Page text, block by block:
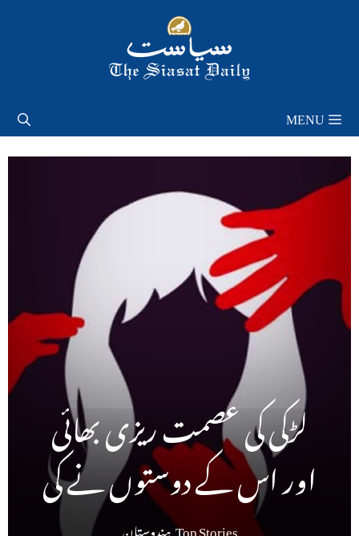
MENU
لڑکی کی عصمت ریزی بھائی
اور اس کے دوستوں نے کی
Top Stories
,ہندوستان